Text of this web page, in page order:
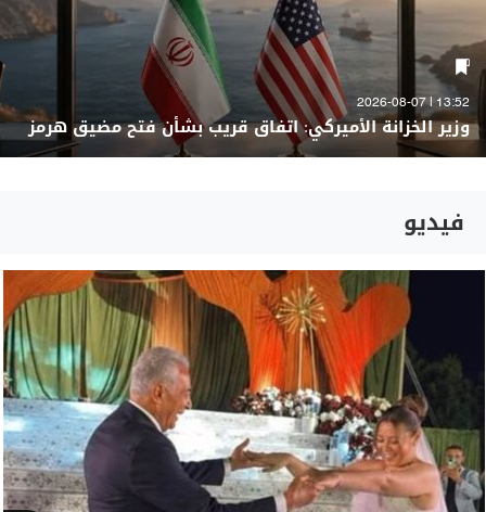
13:52 | 2026-08-07
وزير الخزانة الأميركي: اتفاق قريب بشأن فتح مضيق هرمز
فيديو